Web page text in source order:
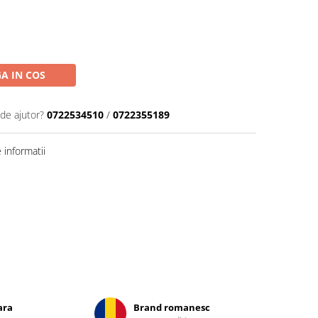
IN COS
ajutor? 0722534510 / 0722355189
informatii
Brand romanesc